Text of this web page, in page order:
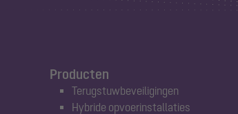
Producten
Terugstuwbeveiligingen
Hybride opvoerinstallaties